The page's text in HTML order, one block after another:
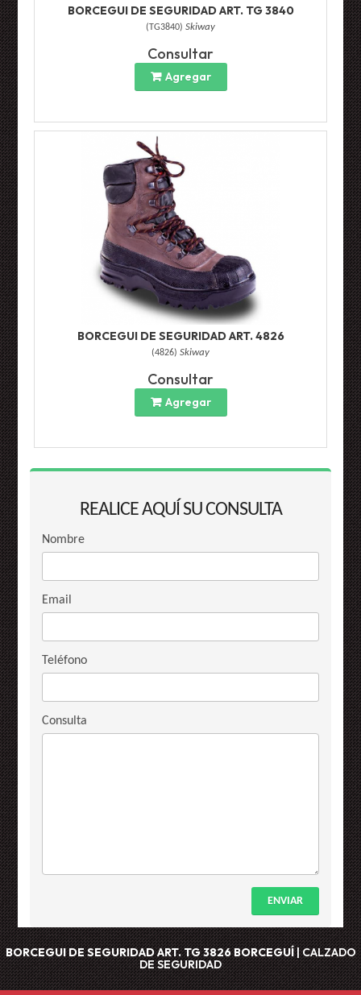
BORCEGUI DE SEGURIDAD ART. TG 3840
(TG3840) Skiway
Consultar
Agregar
BORCEGUI DE SEGURIDAD ART. 4826
(4826) Skiway
Consultar
Agregar
REALICE AQUÍ SU CONSULTA
Nombre
Email
Teléfono
Consulta
ENVIAR
BORCEGUI DE SEGURIDAD ART. TG 3826BORCEGUÍ|CALZADO
DE SEGURIDAD